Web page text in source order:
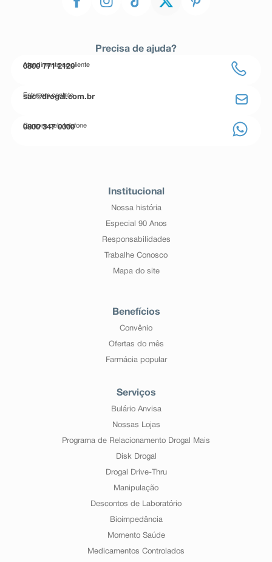
Precisa de ajuda?
Atendimento ao cliente
0800 771 2120
Entre em contato
sac@drogal.com.br
Compre pelo telefone
0800 347 0000
Institucional
Nossa história
Especial 90 Anos
Responsabilidades
Trabalhe Conosco
Mapa do site
Benefícios
Convênio
Ofertas do mês
Farmácia popular
Serviços
Bulário Anvisa
Nossas Lojas
Programa de Relacionamento Drogal Mais
Disk Drogal
Drogal Drive-Thru
Manipulação
Descontos de Laboratório
Bioimpedância
Momento Saúde
Medicamentos Controlados